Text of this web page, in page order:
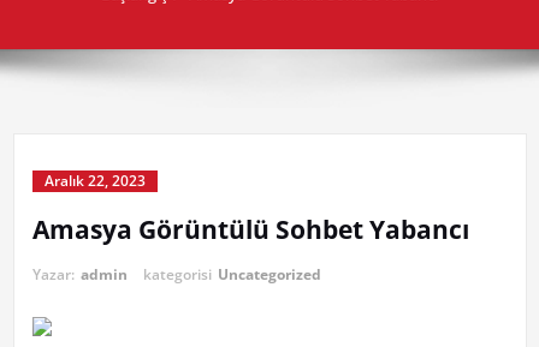
Aralık 22, 2023
Amasya Görüntülü Sohbet Yabancı
Yazar: admin kategorisi Uncategorized